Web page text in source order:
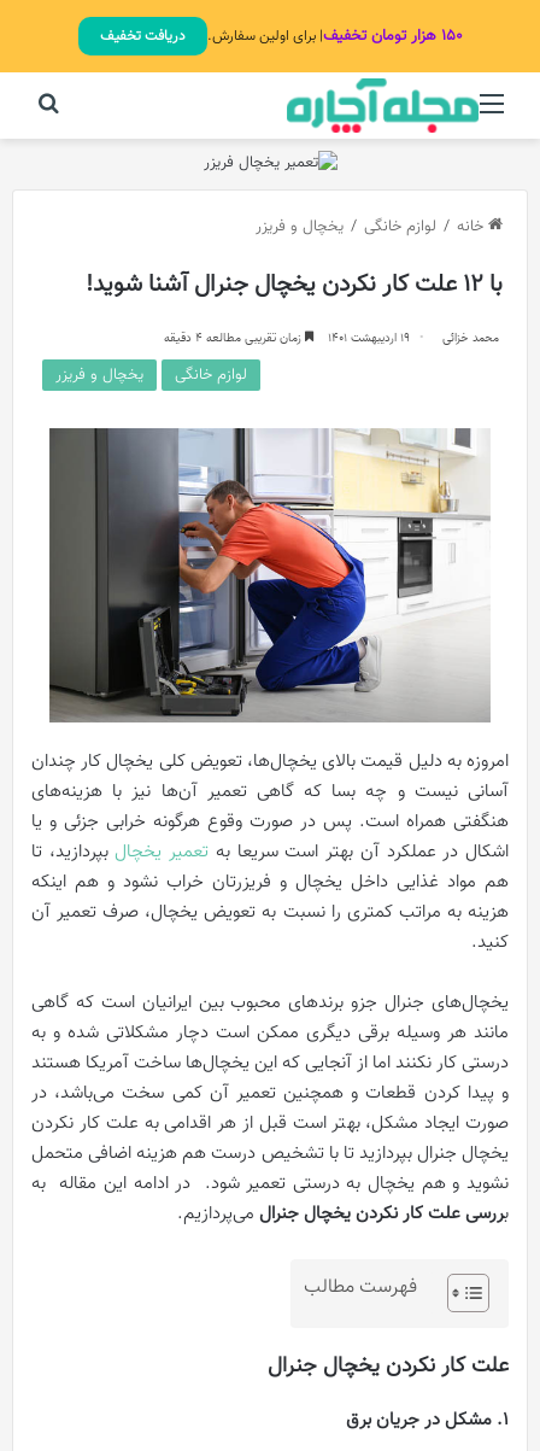
۱۵۰ هزار تومان تخفیف | برای اولین سفارش. دریافت تخفیف
منو
خانه / لوازم خانگی / یخچال و فریزر
با 12 علت‌ کار نکردن یخچال جنرال آشنا شوید!
محمد خزائی 19 اردیبهشت 1401 زمان تقریبی مطالعه 4 دقیقه
لوازم خانگی یخچال و فریزر
امروزه به دلیل قیمت بالای یخچال‌ها، تعویض کلی یخچال کار چندان
آسانی نیست و چه بسا که گاهی تعمیر آن‌ها نیز با هزینه‌های
هنگفتی همراه است. پس در صورت وقوع هرگونه خرابی جزئی و یا
اشکال در عملکرد آن بهتر است سریعا به تعمیر یخچال بپردازید، تا
هم مواد غذایی داخل یخچال و فریزرتان خراب نشود و هم اینکه
هزینه‌ به مراتب کمتری را نسبت به تعویض یخچال، صرف تعمیر آن
کنید.
یخچال‌ها‌ی جنرال جزو برند‌های محبوب بین ایرانیان است که گاهی
مانند هر وسیله برقی دیگری ممکن است دچار مشکلاتی شده و به
درستی کار نکنند اما از آنجایی که این یخچال‌ها ساخت آمریکا هستند
و پیدا کردن قطعات و همچنین تعمیر آن کمی سخت می‌باشد، در
صورت ایجاد مشکل، بهتر است قبل از هر اقدامی به علت‌ کار نکردن
یخچال جنرال بپردازید تا با تشخیص درست هم هزینه اضافی متحمل
نشوید و هم یخچال به درستی تعمیر شود. در ادامه این مقاله به
بررسی علت کار نکردن یخچال جنرال می‌پردازیم.
فهرست مطالب
علت‌ کار نکردن یخچال جنرال
1. مشکل در جریان برق